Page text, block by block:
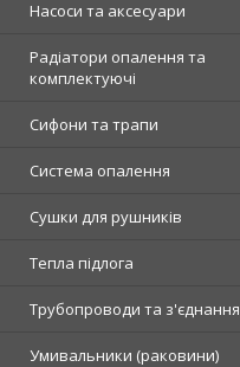
Насоси та аксесуари
Радіатори опалення та
комплектуючі
Сифони та трапи
Система опалення
Сушки для рушників
Тепла підлога
Трубопроводи та з'єднання
Умивальники (раковини)